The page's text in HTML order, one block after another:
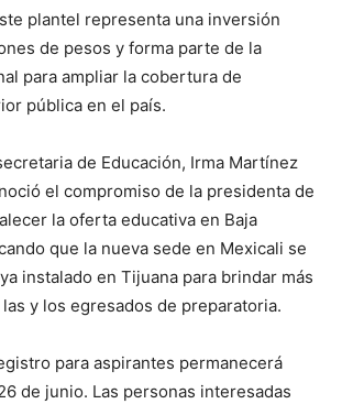
plantel representa una inversión
de pesos y forma parte de la
para ampliar la cobertura de
pública en el país.
de Educación, Irma Martínez
el compromiso de la presidenta de
la oferta educativa en Baja
que la nueva sede en Mexicali se
instalado en Tijuana para brindar más
y los egresados de preparatoria.
para aspirantes permanecerá
de junio. Las personas interesadas